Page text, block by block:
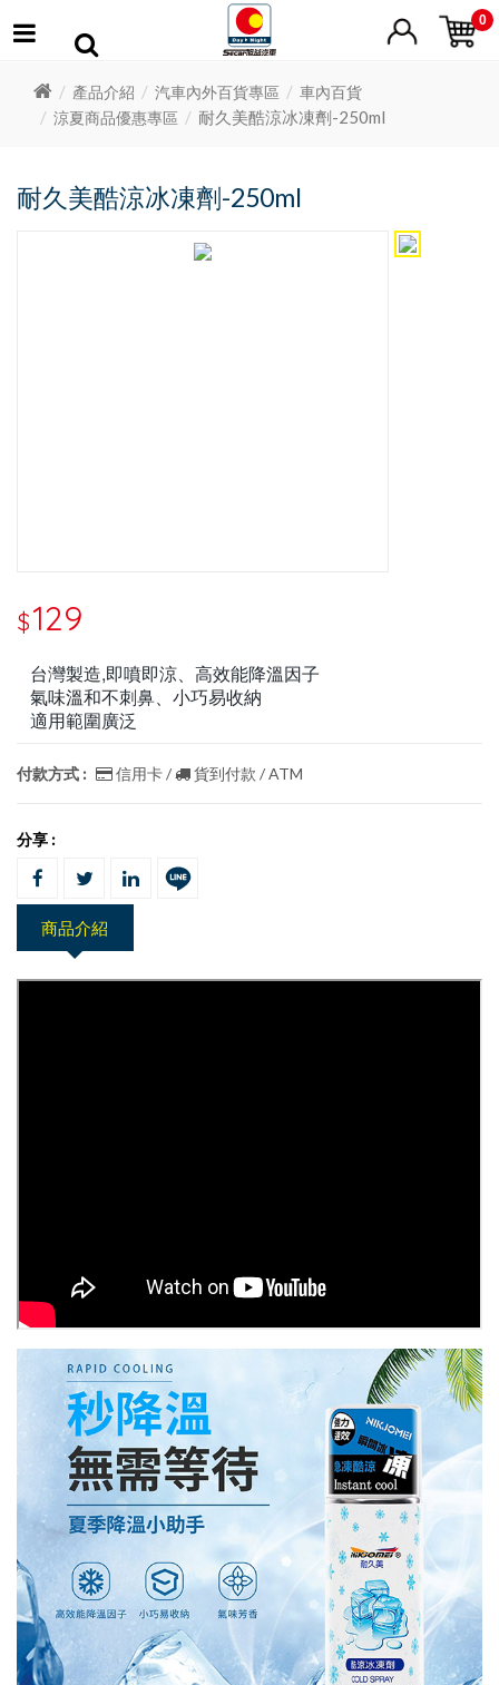
0
產品介紹 汽車內外百貨專區
車內百貨
涼夏商品優惠專區
耐久美酷涼冰凍劑-250ml
耐久美酷涼冰凍劑-250ml
$129
台灣製造,即噴即涼、高效能降溫因子
氣味溫和不刺鼻、小巧易收納
適用範圍廣泛
付款方式 : 信用卡 / 貨到付款 / ATM
分享 :
商品介紹